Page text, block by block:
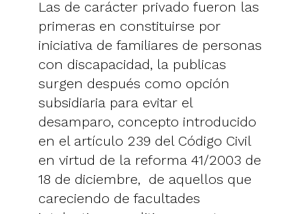
Las de carácter privado fueron las
primeras en constituirse por
iniciativa de familiares de personas
con discapacidad, la publicas
surgen después como opción
subsidiaria para evitar el
desamparo, concepto introducido
en el artículo 239 del Código Civil
en virtud de la reforma 41/2003 de
18 de diciembre, de aquellos que
careciendo de facultades